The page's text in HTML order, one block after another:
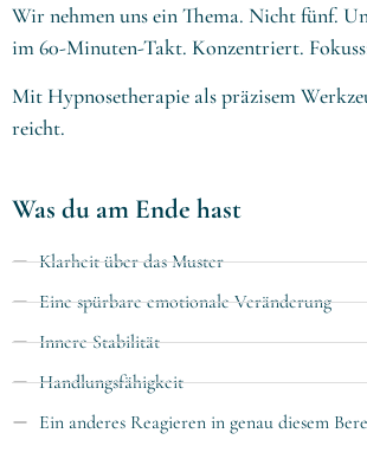
Wir nehmen uns ein Thema. Nicht fünf.
im 60-Minuten-Takt. Konzentriert.
Mit Hypnosetherapie als präzisem
reicht.
Was du am Ende hast
Klarheit über das Muster
Eine spürbare emotionale Veränderung
Innere Stabilität
Handlungsfähigkeit
Ein anderes Reagieren in genau diesem